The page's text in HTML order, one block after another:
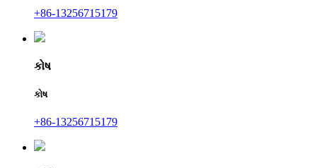
+86-13256715179
કોષ
કોષ
+86-13256715179